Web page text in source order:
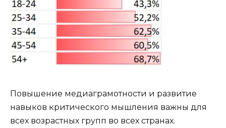
Повышение медиаграмотности и развитие
навыков критического мышления важны для
всех возрастных групп во всех странах.